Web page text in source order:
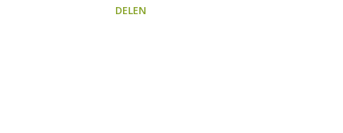
DELEN